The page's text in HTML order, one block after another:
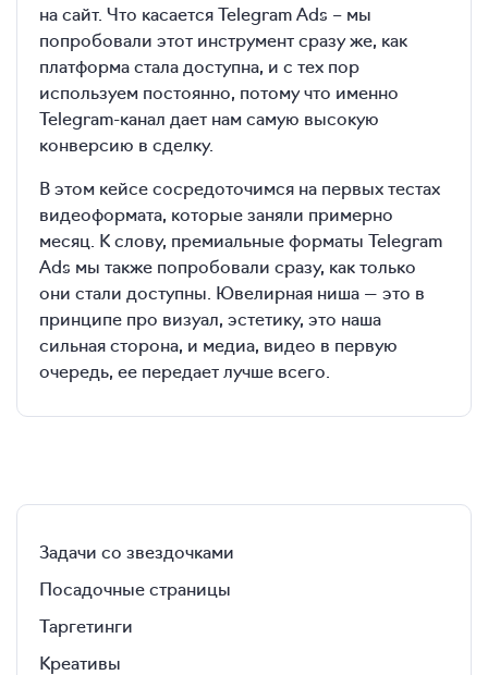
на сайт. Что касается Telegram Ads – мы
попробовали этот инструмент сразу же, как
платформа стала доступна, и с тех пор
используем постоянно, потому что именно
Telegram-канал дает нам самую высокую
конверсию в сделку.
В этом кейсе сосредоточимся на первых тестах
видеоформата, которые заняли примерно
месяц. К слову, премиальные форматы Telegram
Ads мы также попробовали сразу, как только
они стали доступны. Ювелирная ниша — это в
принципе про визуал, эстетику, это наша
сильная сторона, и медиа, видео в первую
очередь, ее передает лучше всего.
Задачи со звездочками
Посадочные страницы
Таргетинги
Креативы